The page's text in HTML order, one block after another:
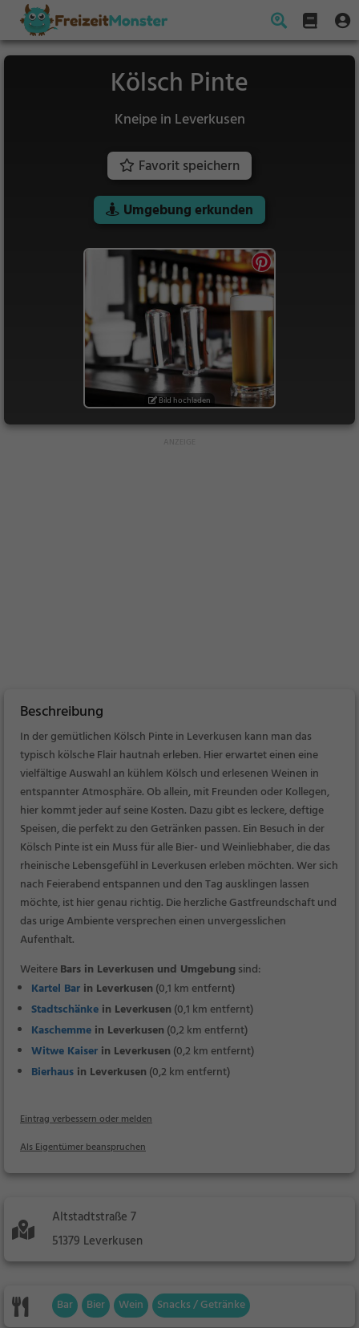
Kölsch Pinte
Kneipe in Leverkusen
Favorit speichern
Umgebung erkunden
Bild hochladen
Beschreibung
In der gemütlichen Kölsch Pinte in Leverkusen kann man das
typisch kölsche Flair hautnah erleben. Hier erwartet einen eine
vielfältige Auswahl an kühlem Kölsch und erlesenen Weinen in
entspannter Atmosphäre. Ob allein, mit Freunden oder Kollegen,
hier kommt jeder auf seine Kosten. Dazu gibt es leckere, deftige
Speisen, die perfekt zu den Getränken passen. Ein Besuch in der
Kölsch Pinte ist ein Muss für alle Bier- und Weinliebhaber, die das
rheinische Lebensgefühl in Leverkusen erleben möchten. Wer sich
nach Feierabend entspannen und den Tag ausklingen lassen
möchte, ist hier genau richtig. Die herzliche Gastfreundschaft und
das urige Ambiente versprechen einen unvergesslichen
Aufenthalt.
WeitereBars in Leverkusen und Umgebungsind:
Kartel Bar in Leverkusen (0,1 km entfernt)
Stadtschänke in Leverkusen (0,1 km entfernt)
Kaschemme in Leverkusen (0,2 km entfernt)
Witwe Kaiser in Leverkusen (0,2 km entfernt)
Bierhaus in Leverkusen (0,2 km entfernt)
Eintrag verbessern oder melden
Als Eigentümer beanspruchen
Altstadtstraße 7
51379 Leverkusen
Bar Bier Wein Snacks / Getränke